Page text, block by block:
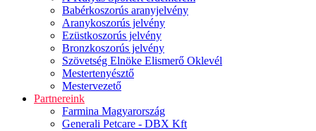
Babérkoszorús aranyjelvény
Aranykoszorús jelvény
Ezüstkoszorús jelvény
Bronzkoszorús jelvény
Szövetség Elnöke Elismerő Oklevél
Mestertenyésztő
Mestervezető
Partnereink
Farmina Magyarország
Generali Petcare - DBX Kft